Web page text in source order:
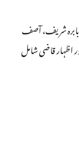
بابرہ شریف، آصف
اظہار قاضی شامل